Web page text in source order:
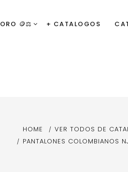
ORO 🪙⚖️ + CATALOGOS
HOME
VER TODOS DE
PANTALONES COLOMBIANOS